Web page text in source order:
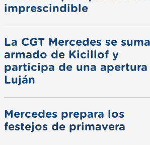
imprescindible
La CGT Mercedes se suma
armado de Kicillof y
participa de una apertura
Luján
Mercedes prepara los
festejos de primavera